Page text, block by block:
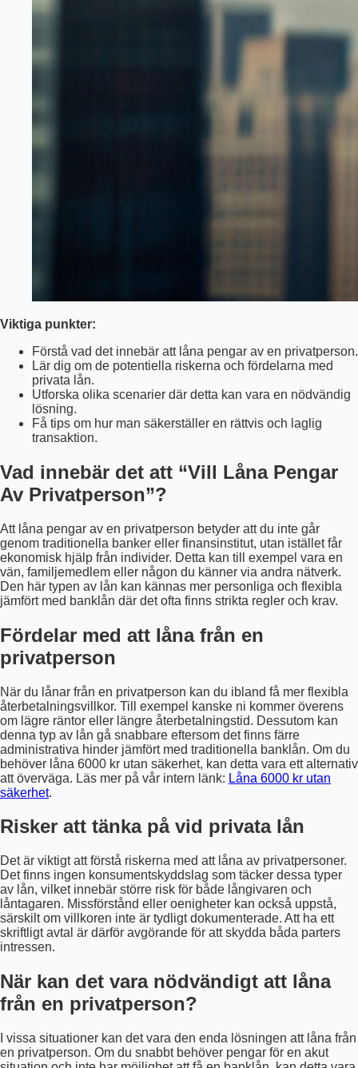
Viktiga punkter:
Förstå vad det innebär att låna pengar av en privatperson.
Lär dig om de potentiella riskerna och fördelarna med
privata lån.
Utforska olika scenarier där detta kan vara en nödvändig
lösning.
Få tips om hur man säkerställer en rättvis och laglig
transaktion.
Vad innebär det att “Vill Låna Pengar
Av Privatperson”?
Att låna pengar av en privatperson betyder att du inte går
genom traditionella banker eller finansinstitut, utan istället får
ekonomisk hjälp från individer. Detta kan till exempel vara en
vän, familjemedlem eller någon du känner via andra nätverk.
Den här typen av lån kan kännas mer personliga och flexibla
jämfört med banklån där det ofta finns strikta regler och krav.
Fördelar med att låna från en
privatperson
När du lånar från en privatperson kan du ibland få mer flexibla
återbetalningsvillkor. Till exempel kanske ni kommer överens
om lägre räntor eller längre återbetalningstid. Dessutom kan
denna typ av lån gå snabbare eftersom det finns färre
administrativa hinder jämfört med traditionella banklån. Om du
behöver låna 6000 kr utan säkerhet, kan detta vara ett alternativ
att överväga. Läs mer på vår intern länk: Låna 6000 kr utan
säkerhet.
Risker att tänka på vid privata lån
Det är viktigt att förstå riskerna med att låna av privatpersoner.
Det finns ingen konsumentskyddslag som täcker dessa typer
av lån, vilket innebär större risk för både långivaren och
låntagaren. Missförstånd eller oenigheter kan också uppstå,
särskilt om villkoren inte är tydligt dokumenterade. Att ha ett
skriftligt avtal är därför avgörande för att skydda båda parters
intressen.
När kan det vara nödvändigt att låna
från en privatperson?
I vissa situationer kan det vara den enda lösningen att låna från
en privatperson. Om du snabbt behöver pengar för en akut